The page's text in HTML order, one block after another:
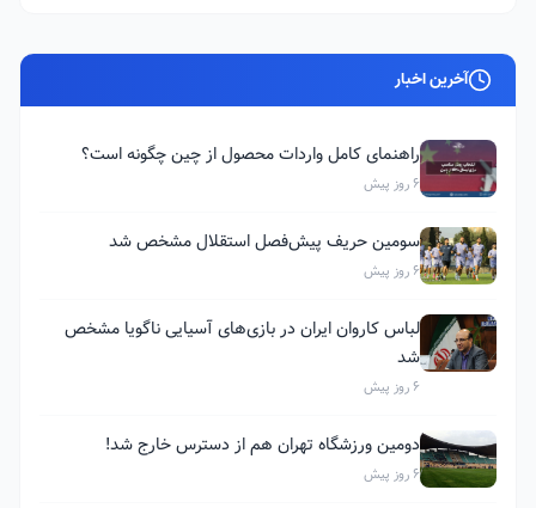
آخرین اخبار
راهنمای کامل واردات محصول از چین چگونه است؟
6 روز پیش
سومین حریف پیش‌فصل استقلال مشخص شد
6 روز پیش
لباس کاروان ایران در بازی‌های آسیایی ناگویا مشخص
شد
6 روز پیش
دومین ورزشگاه تهران هم از دسترس خارج شد!
6 روز پیش